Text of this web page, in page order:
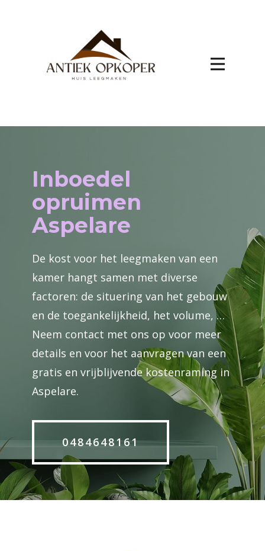
Inboedel
opruimen
Aspelare
De kost voor het leegmaken van een
kamer hangt samen met diverse
factoren: de situering van het gebouw
en de toegankelijkheid, het volume, …
Neem contact met ons op voor meer
details en voor het aanvragen van een
gratis en vrijblijvende kostenraming in
Aspelare.
0484648161